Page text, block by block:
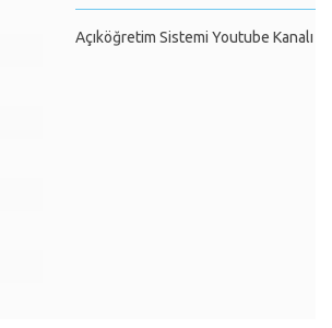
Açıköğretim Sistemi Youtube Kanalı